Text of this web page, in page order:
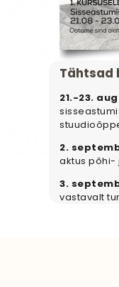
Tähtsad
21.-23.
2.
aktus põhi-
3.
vastavalt